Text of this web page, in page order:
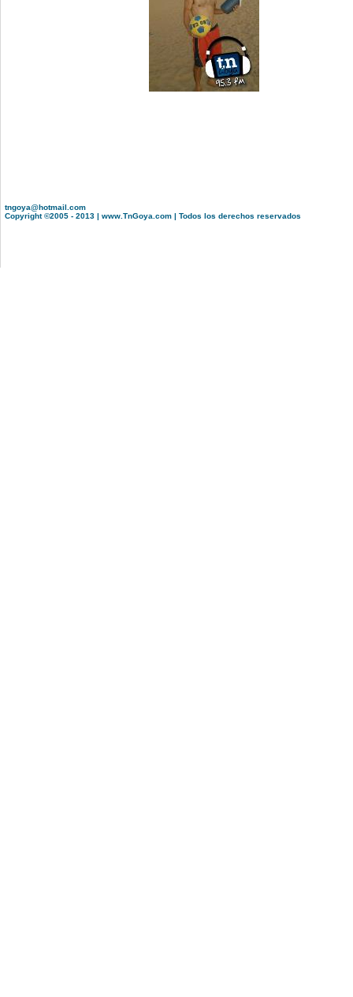
tngoya@hotmail.com
Copyright ©2005 - 2013 | www.TnGoya.com | Todos los derechos reservados